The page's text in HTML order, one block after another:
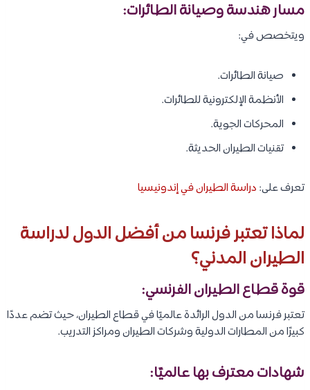
مسار هندسة وصيانة الطائرات:
ويتخصص في:
صيانة الطائرات.
الأنظمة الإلكترونية للطائرات.
المحركات الجوية.
تقنيات الطيران الحديثة.
تعرف على: دراسة الطيران في إندونيسيا
لماذا تعتبر فرنسا من أفضل الدول لدراسة
الطيران المدني؟
قوة قطاع الطيران الفرنسي:
تعتبر فرنسا من الدول الرائدة عالميًا في قطاع الطيران، حيث تضم عددًا
كبيرًا من المطارات الدولية وشركات الطيران ومراكز التدريب.
شهادات معترف بها عالميًا: